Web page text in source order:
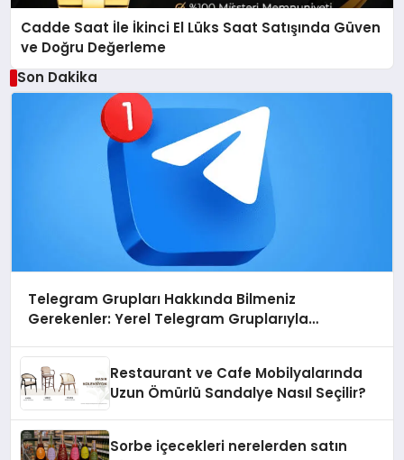
Cadde Saat İle İkinci El Lüks Saat Satışında Güven
ve Doğru Değerleme
Son Dakika
Telegram Grupları Hakkında Bilmeniz
Gerekenler: Yerel Telegram Gruplarıyla
Restaurant ve Cafe Mobilyalarında
Uzun Ömürlü Sandalye Nasıl Seçilir?
Sorbe içecekleri nerelerden satın